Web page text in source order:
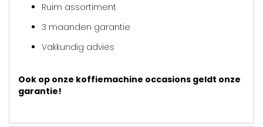
Ruim assortiment
3 maanden garantie
Vakkundig advies
Ook op onze koffiemachine occasions geldt onze
garantie!